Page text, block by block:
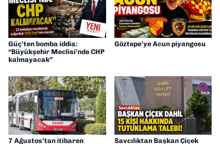
Güç’ten bomba iddia:
“Büyükşehir Meclisi’nde CHP
kalmayacak”
Göztepe’ye Acun piyangosu
7 Ağustos’tan itibaren
Savcılıktan Başkan Çiçek